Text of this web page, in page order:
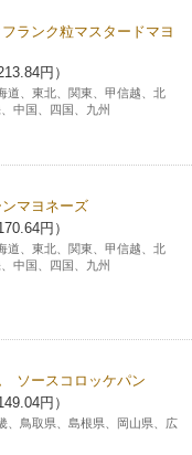
舗限定）
ーク」（店舗限定）
ランク粒マスタードマヨ
円）
道、東北、関東、甲信越、北
中国、四国、九州
マヨネーズ
円）
道、東北、関東、甲信越、北
中国、四国、九州
ソースコロッケパン
円）
、鳥取県、島根県、岡山県、広